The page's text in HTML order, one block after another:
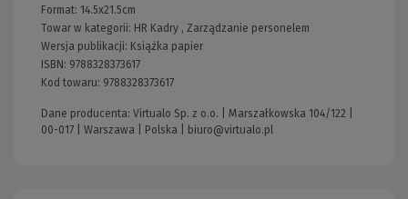
Format: 14.5x21.5cm
Towar w kategorii: HR Kadry , Zarządzanie personelem
Wersja publikacji: Książka papier
ISBN: 9788328373617
Kod towaru: 9788328373617
Dane producenta: Virtualo Sp. z o.o. | Marszałkowska 104/122 |
00-017 | Warszawa | Polska |
biuro@virtualo.pl